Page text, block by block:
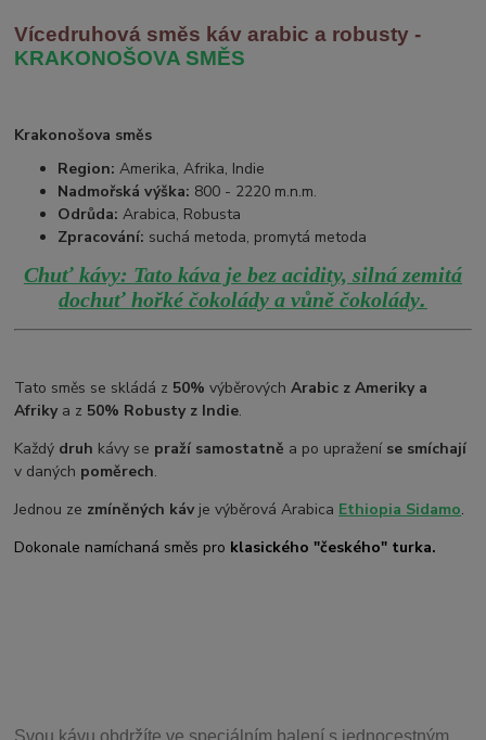
Vícedruhová směs káv arabic a robusty -
KRAKONOŠOVA SMĚS
Krakonošova směs
Region: Amerika, Afrika, Indie
Nadmořská výška: 800 - 2220 m.n.m.
Odrůda: Arabica, Robusta
Zpracování: suchá metoda, promytá metoda
Chuť kávy: Tato káva je bez acidity, silná zemitá
dochuť hořké čokolády a vůně čokolády.
Tato směs se skládá z 50% výběrovýchArabic z Ameriky a
Afrikya z 50% Robusty z Indie.
Každý druh kávy se praží samostatně a po upražení se smíchají
v daných poměrech.
Jednou ze zmíněných kávje výběrová Arabica Ethiopia Sidamo.
Dokonale namíchaná směs pro klasického "českého" turka.